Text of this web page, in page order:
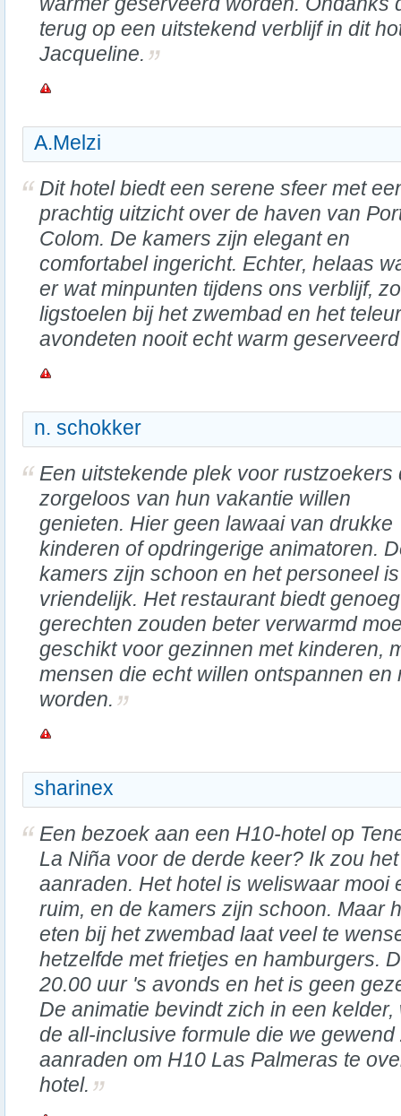
terug op een uitstekend verblijf in dit
Jacqueline.
A.Melzi
Dit hotel biedt een serene sfeer met
prachtig uitzicht over de haven van
Colom. De kamers zijn elegant en
comfortabel ingericht. Echter, helaas
er wat minpunten tijdens ons verblijf,
ligstoelen bij het zwembad en het
avondeten nooit echt warm
n. schokker
Een uitstekende plek voor rustzoekers
zorgeloos van hun vakantie willen
genieten. Hier geen lawaai van drukke
kinderen of opdringerige animatoren.
kamers zijn schoon en het personeel is
vriendelijk. Het restaurant biedt
gerechten zouden beter verwarmd
geschikt voor gezinnen met kinderen,
mensen die echt willen ontspannen en
worden.
sharinex
Een bezoek aan een H10-hotel op
La Niña voor de derde keer? Ik zou
aanraden. Het hotel is weliswaar mooi
ruim, en de kamers zijn schoon. Maar
eten bij het zwembad laat veel te
hetzelfde met frietjes en hamburgers.
20.00 uur 's avonds en het is geen
De animatie bevindt zich in een
de all-inclusive formule die we
aanraden om H10 Las Palmeras te
hotel.